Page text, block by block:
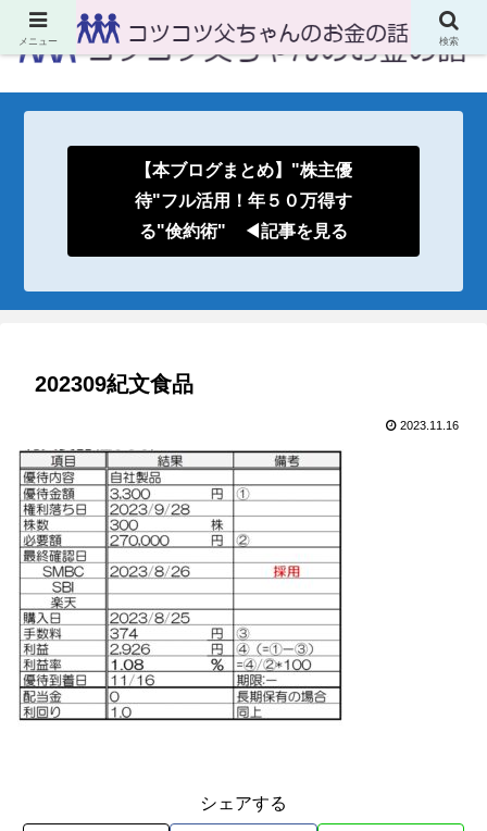
【本ブログまとめ】"株主優
待"フル活用！年５０万得す
る"倹約術" ◀記事を見る
202309紀文食品
2023.11.16
シェアする
メニュー 検索